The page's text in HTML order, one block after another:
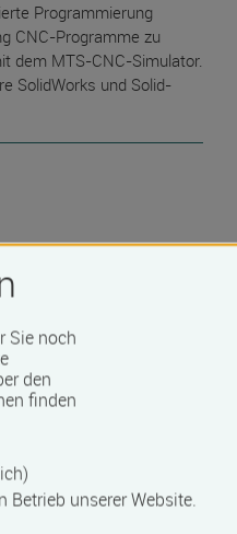
Programmierung
CNC-Programme zu
dem MTS-CNC-Simulator.
SolidWorks und Solid-
Anbieter.
Sie noch
den
finden
Betrieb unserer Website.